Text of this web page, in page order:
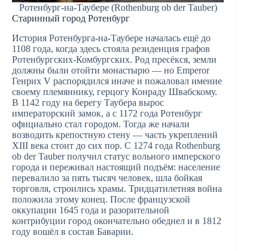
Ротенбург-на-Таубере (Rothenburg ob der Tauber)
Старинный город Ротенбург
История Ротенбурга-на-Таубере началась ещё до
1108 года, когда здесь стояла резиденция графов
Ротенбургских-Комбургских. Род пресёкся, земли
должны были отойти монастырю — но Emperor
Генрих V распорядился иначе и пожаловал имение
своему племяннику, герцогу Конраду Швабскому.
В 1142 году на берегу Таубера вырос
императорский замок, а с 1172 года Ротенбург
официально стал городом. Тогда же начали
возводить крепостную стену — часть укреплений
XIII века стоит до сих пор. С 1274 года Rothenburg
ob der Tauber получил статус вольного имперского
города и переживал настоящий подъём: население
перевалило за пять тысяч человек, шла бойкая
торговля, строились храмы. Тридцатилетняя война
положила этому конец. После французской
оккупации 1645 года и разорительной
контрибуции город окончательно обеднел и в 1812
году вошёл в состав Баварии.